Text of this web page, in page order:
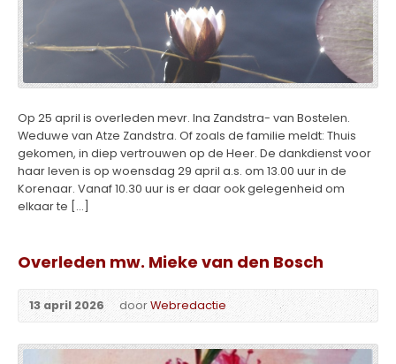
Op 25 april is overleden mevr. Ina Zandstra- van Bostelen.
Weduwe van Atze Zandstra. Of zoals de familie meldt: Thuis
gekomen, in diep vertrouwen op de Heer. De dankdienst voor
haar leven is op woensdag 29 april a.s. om 13.00 uur in de
Korenaar. Vanaf 10.30 uur is er daar ook gelegenheid om
elkaar te […]
Overleden mw. Mieke van den Bosch
13 april 2026 doorWebredactie